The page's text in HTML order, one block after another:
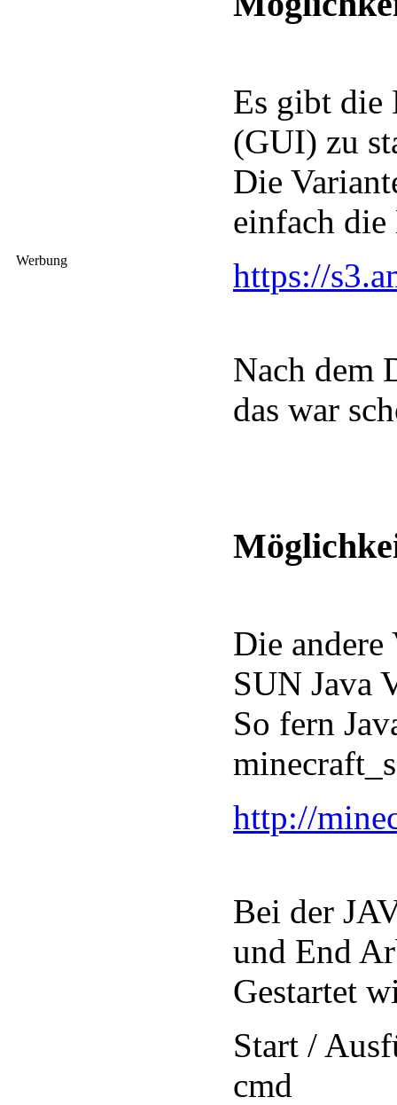
Werbung
Es gibt die
(GUI) zu
Die
einfach
https://
Nach dem
das war
Die
SUN Java
So fern
http://
Bei der
und End
Gestartet
Start /
cmd